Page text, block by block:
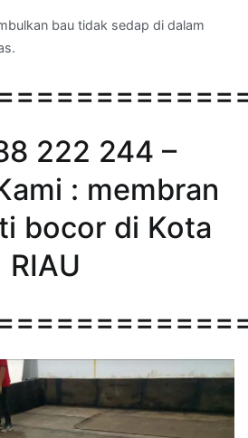
bau tidak sedap di dalam
222 244 –
: membran
bocor di Kota
RIAU